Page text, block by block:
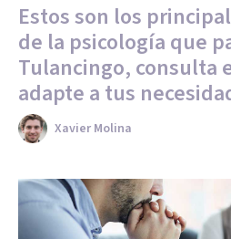
Estos son los
de la psicología que
Tulancingo, consulta
adapte a tus
Xavier Molina